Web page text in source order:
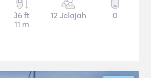
36 ft
11 m
12 Jelajah 0